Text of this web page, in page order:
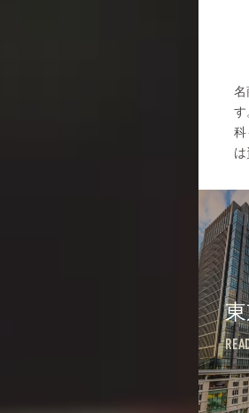
名
す
科